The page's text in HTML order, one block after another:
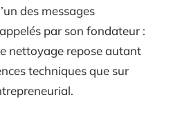
des messages
par son fondateur :
nettoyage repose autant
techniques que sur